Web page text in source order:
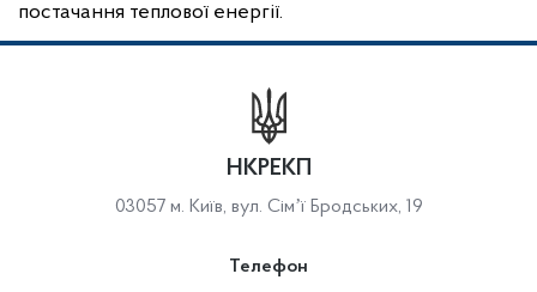
постачання теплової енергії.
НКРЕКП
03057 м. Київ, вул. Сімʼї Бродських, 19
Телефон